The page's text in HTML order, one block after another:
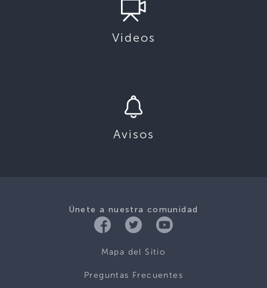
Videos
Avisos
Únete a nuestra comunidad
Mapa del Sitio
Preguntas Frecuentes